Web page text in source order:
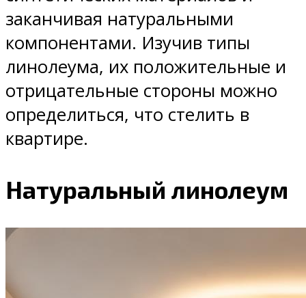
заканчивая натуральными
компонентами. Изучив типы
линолеума, их положительные и
отрицательные стороны можно
определиться, что стелить в
квартире.
Натуральный линолеум